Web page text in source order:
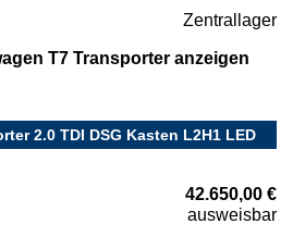
Zentrallager
T7 Transporter anzeigen
2.0 TDI DSG Kasten L2H1 LED
42.650,00 €
ausweisbar